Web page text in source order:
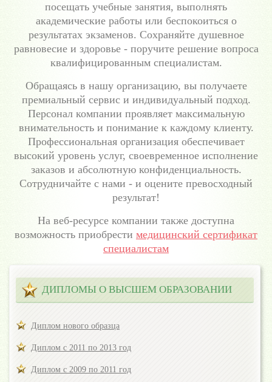
посещать учебные занятия, выполнять
академические работы или беспокоиться о
результатах экзаменов. Сохраняйте душевное
равновесие и здоровье - поручите решение вопроса
квалифицированным специалистам.
Обращаясь в нашу организацию, вы получаете
премиальный сервис и индивидуальный подход.
Персонал компании проявляет максимальную
внимательность и понимание к каждому клиенту.
Профессиональная организация обеспечивает
высокий уровень услуг, своевременное исполнение
заказов и абсолютную конфиденциальность.
Сотрудничайте с нами - и оцените превосходный
результат!
На веб-ресурсе компании также доступна
возможность приобрести медицинский сертификат
специалистам
ДИПЛОМЫ О ВЫСШЕМ ОБРАЗОВАНИИ
Диплом нового образца
Диплом с 2011 по 2013 год
Диплом с 2009 по 2011 год